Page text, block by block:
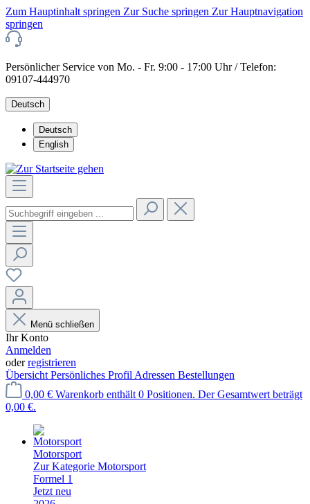
Zum Hauptinhalt springen Zur Suche springen Zur Hauptnavigation
springen
Persönlicher Service von Mo. - Fr. 9:00 - 17:00 Uhr / Telefon:
09107-444970
Deutsch
Deutsch
English
Menü schließen
Ihr Konto
Anmelden
oderregistrieren
Übersicht Persönliches Profil Adressen Bestellungen
0,00 € Warenkorb enthält 0 Positionen. Der Gesamtwert beträgt
0,00 €.
Motorsport
Zur Kategorie Motorsport
Formel 1
Jetzt neu